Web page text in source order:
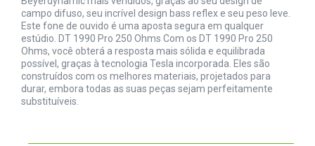
campo difuso, seu incrível design bass reflex e seu peso leve.
Este fone de ouvido é uma aposta segura em qualquer
estúdio. DT 1990 Pro 250 Ohms Com os DT 1990 Pro 250
Ohms, você obterá a resposta mais sólida e equilibrada
possível, graças à tecnologia Tesla incorporada. Eles são
construídos com os melhores materiais, projetados para
durar, embora todas as suas peças sejam perfeitamente
substituíveis.